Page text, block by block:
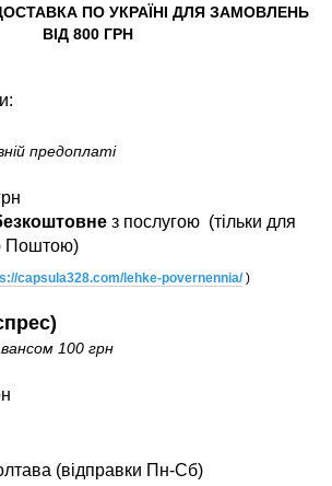
ПО УКРАЇНІ ДЛЯ ЗАМОВЛЕНЬ
ВІД 800 ГРН
предоплаті
з послугою (тільки для
Поштою)
capsula328.com/lehke-povernennia/)
100 грн
(відправки Пн-Сб)